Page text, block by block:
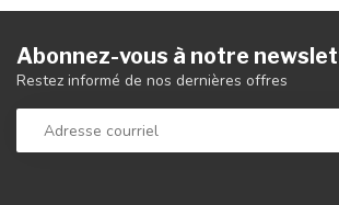
Abonnez-vous à notre
Restez informé de nos dernières offres